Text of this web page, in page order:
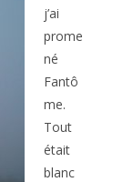
j’ai
prome
né
Fantô
me.
Tout
était
blanc